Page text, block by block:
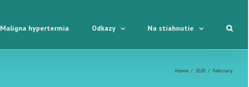
Malígna hypertermia Odkazy Na stiahnutie
Home / 2020 / February